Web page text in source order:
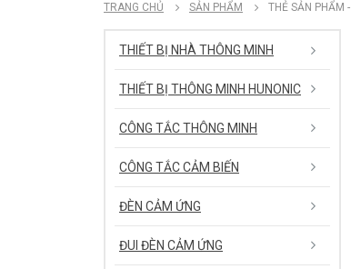
TRANG CHỦ SẢN PHẨM THẺ SẢN PHẨM -
THIẾT BỊ NHÀ THÔNG MINH
THIẾT BỊ THÔNG MINH HUNONIC
CÔNG TẮC THÔNG MINH
CÔNG TẮC CẢM BIẾN
ĐÈN CẢM ỨNG
ĐUI ĐÈN CẢM ỨNG